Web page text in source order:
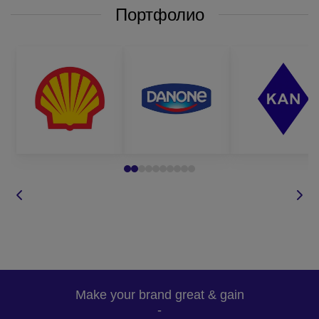
Чтобы заказать брендированные шорты у нас, вам достаточно
по телефону, который указан на сайте;
написать в вайбер или по электронной почте;
оставить запрос
звонка на сайте
Для оформления заказа, вам необходимо определиться с:
Портфолио
Make your brand great & gain
-